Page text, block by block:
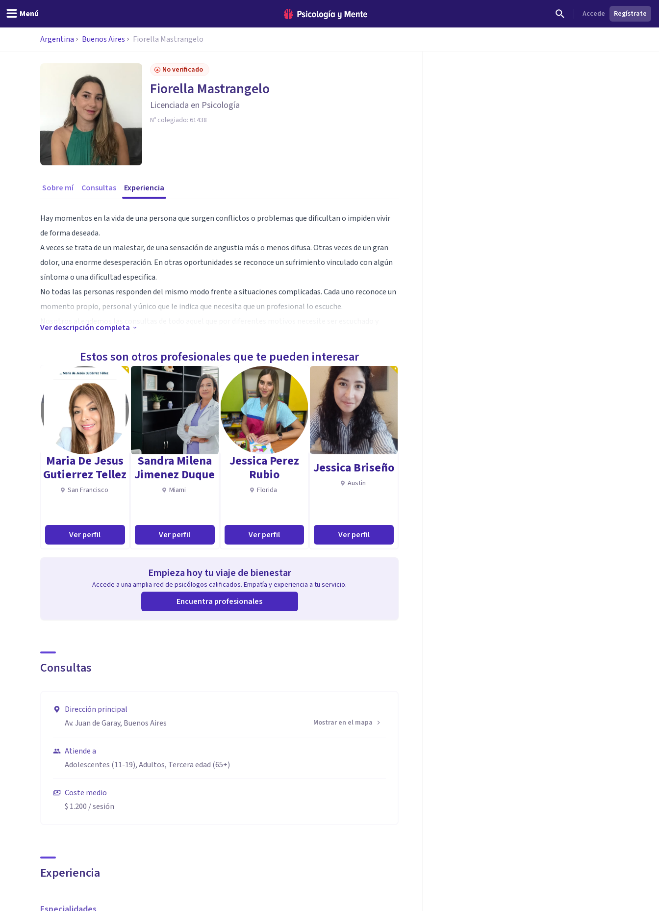
Menú Accede Regístrate
Argentina Buenos Aires Fiorella Mastrangelo
No verificado
Fiorella Mastrangelo
Licenciada en Psicología
Nº colegiado: 61438
Sobre mí Consultas Experiencia
Hay momentos en la vida de una persona que surgen conflictos o problemas que dificultan o impiden vivir
de forma deseada.
A veces se trata de un malestar, de una sensación de angustia más o menos difusa. Otras veces de un gran
dolor, una enorme desesperación. En otras oportunidades se reconoce un sufrimiento vinculado con algún
síntoma o una dificultad especifica.
No todas las personas responden del mismo modo frente a situaciones complicadas. Cada uno reconoce un
momento propio, personal y único que le indica que necesita que un profesional lo escuche.
Especialidad
Empatía - Actitud Positiva - Honestidad - Capacidad de Iniciativa - Adaptabilidad- Trabajo en Equipo -
Creatividad - Resolución de Problemas -
Aptitudes
Egresadada de la Universidad Católica Argentina con el título de Licenciada en Psicología. Ejerzo la
profesion hace 8 años, trabajé en consultorio y en colegios tanto en
terapia individual como grupal. Tengo formación clínica y hospitalaria en el Hospital de San Isidro de la
Provincia de Buenos Aires participando de ateneos clinicos, supervisiones y diferentes espacios de
formación teoricos y prácticos.
niños con el fin de estimular o mejorar las capacidades cognitivas de cada individuo.
Ver descripción completa
Estos son otros profesionales que te pueden interesar
Maria De Jesus
Gutierrez Tellez
San Francisco
Ver perfil
Sandra Milena
Jimenez Duque
Miami
Ver perfil
Jessica Perez
Rubio
Florida
Ver perfil
Jessica Briseño
Austin
Ver perfil
Empieza hoy tu viaje de bienestar
Accede a una amplia red de psicólogos calificados. Empatía y experiencia a tu servicio.
Encuentra profesionales
Consultas
Dirección principal
Av. Juan de Garay, Buenos Aires
Mostrar en el mapa
Atiende a
Adolescentes (11-19), Adultos, Tercera edad (65+)
Coste medio
$ 1.200 / sesión
Experiencia